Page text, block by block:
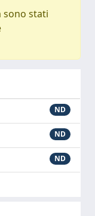
sono stati
ND
ND
ND